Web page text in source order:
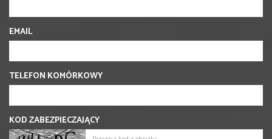
EMAIL
TELEFON KOMÓRKOWY
KOD ZABEZPIECZAJĄCY